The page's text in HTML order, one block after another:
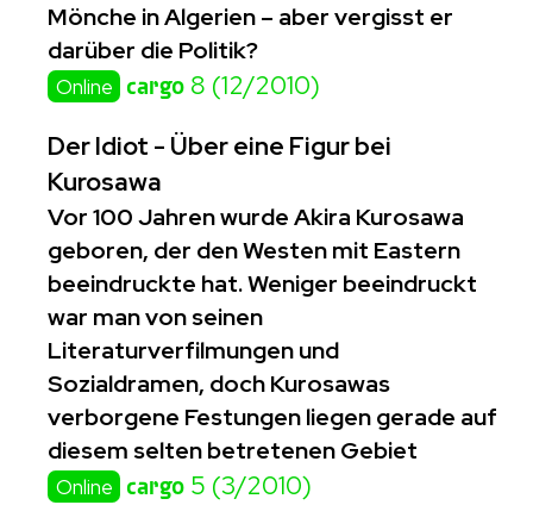
Mönche in Algerien – aber vergisst er
darüber die Politik?
Online cargo 8 (12/2010)
Der Idiot - Über eine Figur bei
Kurosawa
Vor 100 Jahren wurde Akira Kurosawa
geboren, der den Westen mit Eastern
beeindruckte hat. Weniger beeindruckt
war man von seinen
Literaturverfilmungen und
Sozialdramen, doch Kurosawas
verborgene Festungen liegen gerade auf
diesem selten betretenen Gebiet
Online cargo 5 (3/2010)